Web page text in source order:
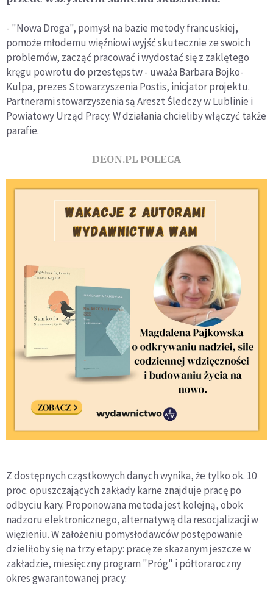
- "Nowa Droga", pomysł na bazie metody francuskiej,
pomoże młodemu więźniowi wyjść skutecznie ze swoich
problemów, zacząć pracować i wydostać się z zaklętego
kręgu powrotu do przestępstw - uważa Barbara Bojko-
Kulpa, prezes Stowarzyszenia Postis, inicjator projektu.
Partnerami stowarzyszenia są Areszt Śledczy w Lublinie i
Powiatowy Urząd Pracy. W działania chcieliby włączyć także
parafie.
DEON.PL POLECA
Z dostępnych cząstkowych danych wynika, że tylko ok. 10
proc. opuszczających zakłady karne znajduje pracę po
odbyciu kary. Proponowana metoda jest kolejną, obok
nadzoru elektronicznego, alternatywą dla resocjalizacji w
więzieniu. W założeniu pomysłodawców postępowanie
dzieliłoby się na trzy etapy: pracę ze skazanym jeszcze w
zakładzie, miesięczny program "Próg" i półtoraroczny
okres gwarantowanej pracy.